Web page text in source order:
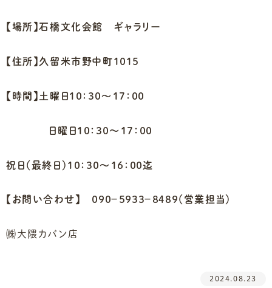
【 場所】石橋文化会館 ギャラリー
【住所】久留米市野中町１０１５
【時間】土曜日１０：３０～１７：００
日曜日１０：３０～１７：００
祝日（最終日）１０：３０～１６：００迄
【お問い合わせ】 ０９０－５９３３－８４８９（営業担当）
㈱大隈カバン店
2024.08.23